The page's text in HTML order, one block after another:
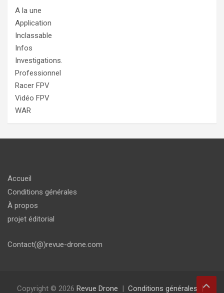
A la une
Application
Inclassable
Infos
Investigations.
Professionnel
Racer FPV
Vidéo FPV
WAR
Accueil
Conditions générales
À propos
projet éditorial
Contact(@)revue-drone.com
Copyright © 2026 Revue Drone Conditions générales